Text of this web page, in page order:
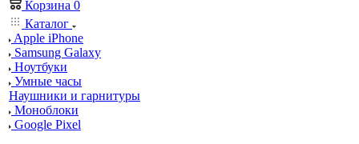
Корзина 0
Каталог
Apple iPhone
Samsung Galaxy
Ноутбуки
Умные часы
Наушники и гарнитуры
Моноблоки
Google Pixel